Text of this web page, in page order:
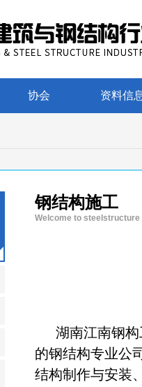
协会 资料信
钢结构施工
Welcome to
湖南江南钢
的钢结构专业公
结构制作与安装